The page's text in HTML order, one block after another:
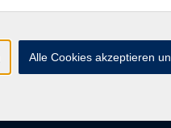
Alle Cookies akzeptieren